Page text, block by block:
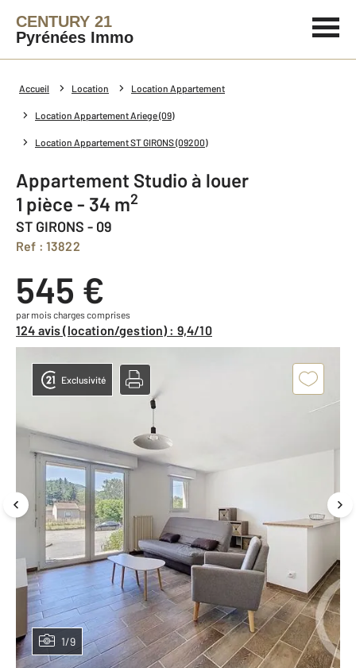
CENTURY 21
Pyrénées Immo
Accueil Location Location Appartement
Location Appartement Ariege (09)
Location Appartement ST GIRONS (09200)
Appartement Studio à louer
1 pièce - 34 m2
ST GIRONS - 09
Ref : 13822
545 €
par mois charges comprises
124 avis (location/gestion) : 9,4/10
1/9
Exclusivité